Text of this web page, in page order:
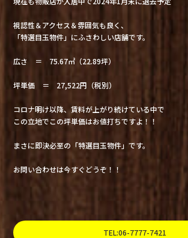
視認性＆アクセス＆雰囲気も良く、
「特選目玉物件」にふさわしい店舗です。
広さ ＝ 75.67㎡（22.89坪）
坪単価 ＝ 27,522円（税別）
コロナ明け以降、賃料が上がり続けている中で
この立地でこの坪単価はお値打ちですよ！！
まさに即決必至の「特選目玉物件」です。
お問い合わせは今すぐどうぞ！！
TEL:06-7777-7421